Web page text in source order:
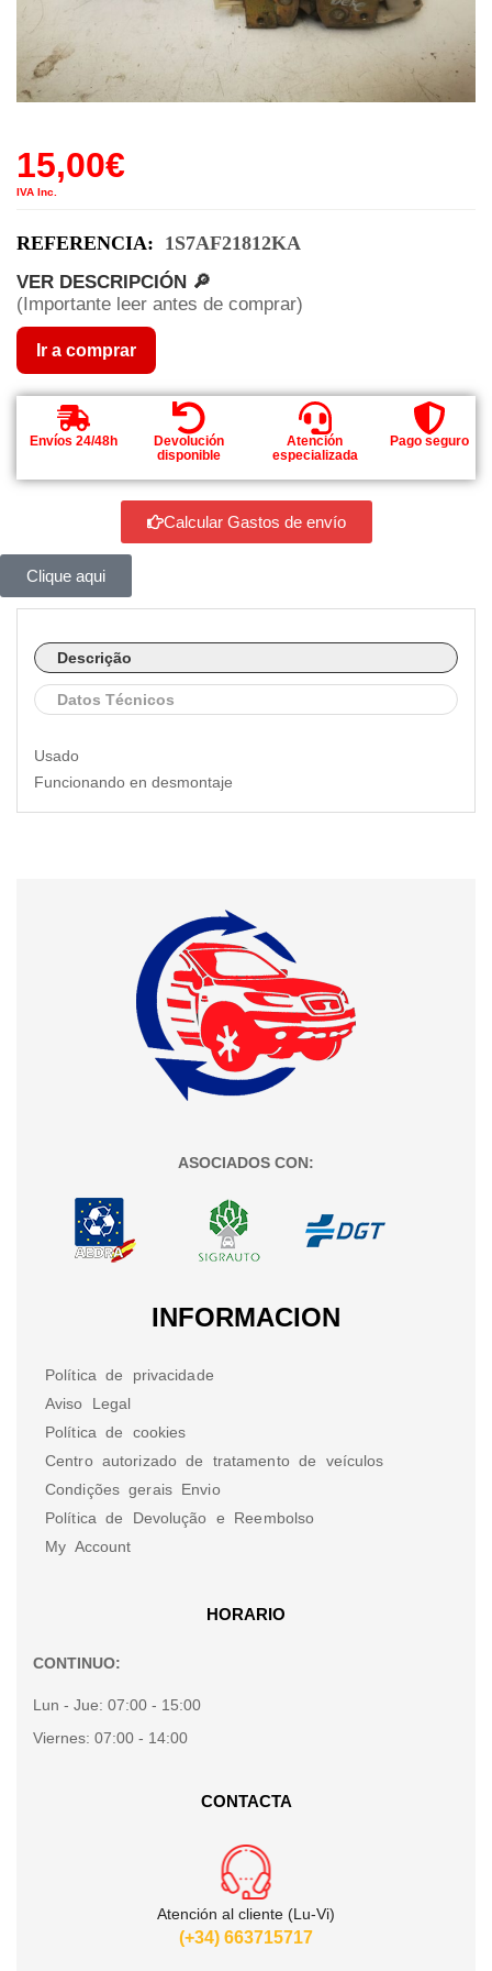
15,00€
IVA Inc.
REFERENCIA: 1S7AF21812KA
VER DESCRIPCIÓN 🔎
(Importante leer antes de comprar)
Ir a comprar
Envíos 24/48h
Devolución
disponible
Atención
especializada
Pago seguro
Calcular Gastos de envío
Clique aqui
Descrição
Datos Técnicos
Usado
Funcionando en desmontaje
ASOCIADOS CON:
INFORMACION
Política de privacidade
Aviso Legal
Política de cookies
Centro autorizado de tratamento de veículos
Condições gerais Envio
Política de Devolução e Reembolso
My Account
HORARIO
CONTINUO:
Lun - Jue: 07:00 - 15:00
Viernes: 07:00 - 14:00
CONTACTA
Atención al cliente (Lu-Vi)
(+34) 663715717